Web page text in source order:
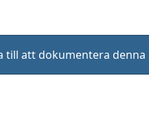
till att dokumentera